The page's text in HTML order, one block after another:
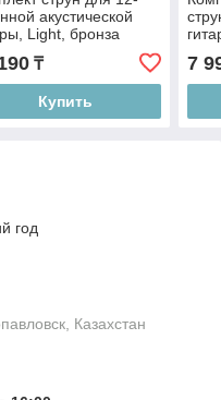
акустической
Light, бронза
10-47, Elixir 11150
₸
Купить
7
год
Казахстан